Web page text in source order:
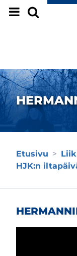
Siirry sivun
Etusivu >
HJK:n